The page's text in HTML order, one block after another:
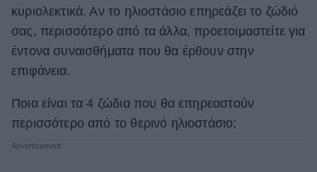
Αφιερώματα
ΒΟΞ
Χωρίς Ταμπέλες
κυριολεκτικά. Αν το ηλιοστάσιο επηρεάζει το ζώδιό
σας, περισσότερο από τα άλλα, προετοιμαστείτε για
έντονα συναισθήματα που θα έρθουν στην
επιφάνεια.
Ποια είναι τα 4 ζώδια που θα επηρεαστούν
περισσότερο από το θερινό ηλιοστάσιο;